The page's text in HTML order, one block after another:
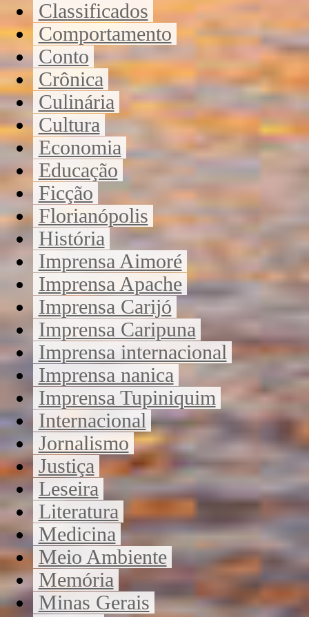
Classificados
Comportamento
Conto
Crônica
Culinária
Cultura
Economia
Educação
Ficção
Florianópolis
História
Imprensa Aimoré
Imprensa Apache
Imprensa Carijó
Imprensa Caripuna
Imprensa internacional
Imprensa nanica
Imprensa Tupiniquim
Internacional
Jornalismo
Justiça
Leseira
Literatura
Medicina
Meio Ambiente
Memória
Minas Gerais